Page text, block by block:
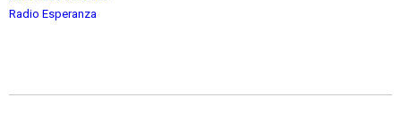
Radio Esperanza